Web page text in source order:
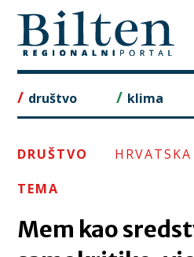
to
content
društvo klima
DRUŠTVO
TEMA
Mem kao